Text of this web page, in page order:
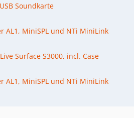
Soundkarte
AL1, MiniSPL und NTi MiniLink
Surface S3000, incl. Case
AL1, MiniSPL und NTi MiniLink